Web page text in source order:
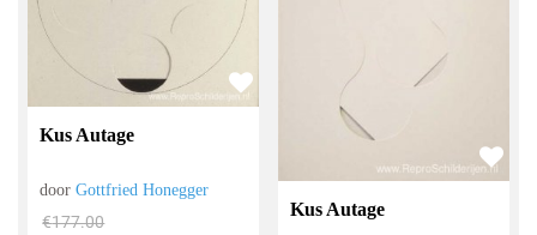
Kus Autage
doorGottfried Honegger
€177.00
Kus Autage